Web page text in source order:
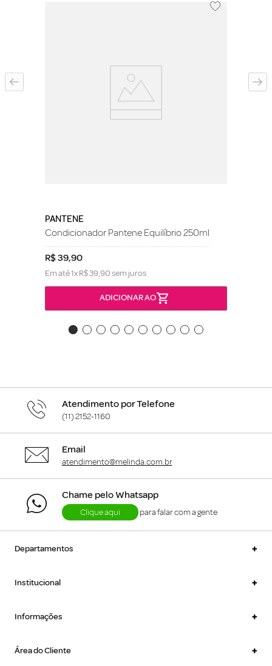
PANTENE
Condicionador Pantene Equilíbrio 250ml
R$39,90
Em até1xR$39,90sem juros
ADICIONAR AO
Atendimento por Telefone
(11) 2152-1160
Email
atendimento@melinda.com.br
Chame pelo Whatsapp
Clique aqui para falar com a gente
Departamentos +
Institucional +
Informações +
Área do Cliente +